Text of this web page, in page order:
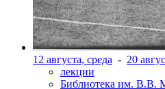
12 августа, среда - 20
лекции
Библиотека им. В.В.